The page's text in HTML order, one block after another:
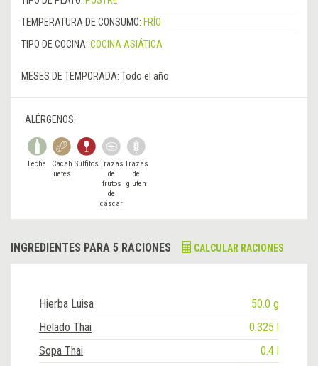
TEMPERATURA DE CONSUMO: FRÍO
TIPO DE COCINA: COCINA ASIÁTICA
MESES DE TEMPORADA: Todo el año
ALÉRGENOS:
Leche
Cacah
uetes
Sulfitos Trazas
de
frutos
de
cáscar
Trazas
de
gluten
INGREDIENTES PARA 5 RACIONES CALCULAR RACIONES
Hierba Luisa
50.0 g
Helado Thai
0.325 l
Sopa Thai
0.4 l